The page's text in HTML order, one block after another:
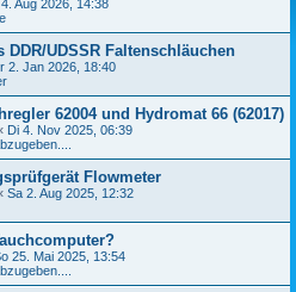
4. Aug 2026, 14:38
DDR/UDSSR Faltenschläuchen
2. Jan 2026, 18:40
62004 und Hydromat 66 (62017)
Di 4. Nov 2025, 06:39
Flowmeter
Sa 2. Aug 2025, 12:32
25. Mai 2025, 13:54